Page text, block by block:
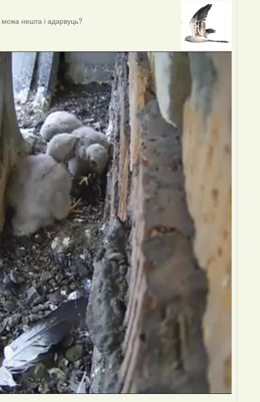
нешта і адарвуць?